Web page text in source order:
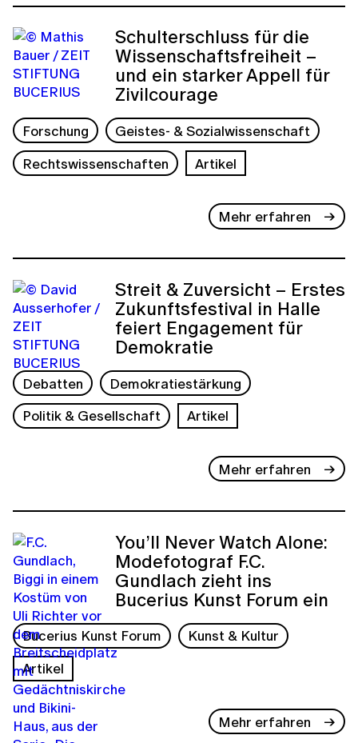
Schulterschluss für die
Wissenschaftsfreiheit –
und ein starker Appell für
Zivilcourage
Forschung
Geistes- & Sozialwissenschaft
Rechtswissenschaften
Artikel
Mehr erfahren
Streit & Zuversicht – Erstes
Zukunftsfestival in Halle
feiert Engagement für
Demokratie
Debatten
Demokratiestärkung
Politik & Gesellschaft
Artikel
Mehr erfahren
You’ll Never Watch Alone:
Modefotograf F.C.
Gundlach zieht ins
Bucerius Kunst Forum ein
Bucerius Kunst Forum
Kunst & Kultur
Artikel
Mehr erfahren